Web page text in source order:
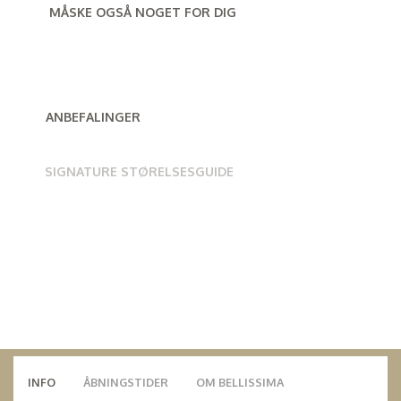
MÅSKE OGSÅ NOGET FOR DIG
ANBEFALINGER
SIGNATURE STØRELSESGUIDE
INFO ÅBNINGSTIDER OM BELLISSIMA